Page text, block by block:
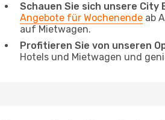
Schauen Sie sich unsere City
Angebote für Wochenende ab
auf Mietwagen.
Profitieren Sie von unseren
Hotels und Mietwagen und